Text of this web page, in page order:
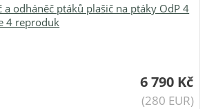
a odháněč ptáků plašič na ptáky OdP 4
4 reproduk
6 790 Kč
(280 EUR)